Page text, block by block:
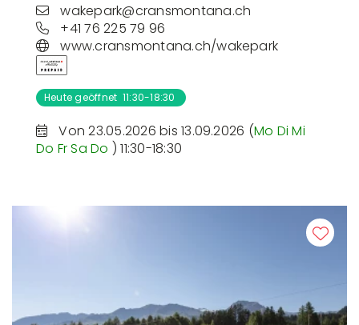
wakepark@cransmontana.ch
+41 76 225 79 96
www.cransmontana.ch/wakepark
Heute geöffnet 11:30-18:30
Von 23.05.2026 bis 13.09.2026 (Mo DiMi
Do FrSaDo ) 11:30-18:30